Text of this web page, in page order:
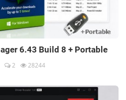
6.43 Build 8 + Portable
2 28244